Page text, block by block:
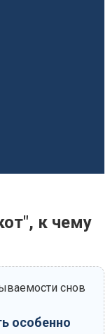
к чему
снов
особенно